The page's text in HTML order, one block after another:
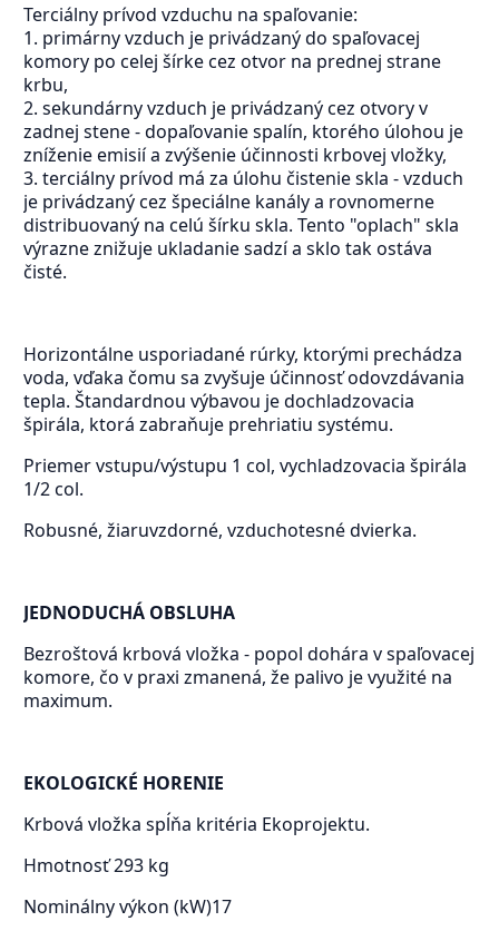
Terciálny prívod vzduchu na spaľovanie:
1. primárny vzduch je privádzaný do spaľovacej
komory po celej šírke cez otvor na prednej strane
krbu,
2. sekundárny vzduch je privádzaný cez otvory v
zadnej stene - dopaľovanie spalín, ktorého úlohou je
zníženie emisií a zvýšenie účinnosti krbovej vložky,
3. terciálny prívod má za úlohu čistenie skla - vzduch
je privádzaný cez špeciálne kanály a rovnomerne
distribuovaný na celú šírku skla. Tento "oplach" skla
výrazne znižuje ukladanie sadzí a sklo tak ostáva
čisté.
Horizontálne usporiadané rúrky, ktorými prechádza
voda, vďaka čomu sa zvyšuje účinnosť odovzdávania
tepla. Štandardnou výbavou je dochladzovacia
špirála, ktorá zabraňuje prehriatiu systému.
Priemer vstupu/výstupu 1 col, vychladzovacia špirála
1/2 col.
Robusné, žiaruvzdorné, vzduchotesné dvierka.
JEDNODUCHÁ OBSLUHA
Bezroštová krbová vložka - popol dohára v spaľovacej
komore, čo v praxi zmanená, že palivo je využité na
maximum.
EKOLOGICKÉ HORENIE
Krbová vložka spĺňa kritéria Ekoprojektu.
Hmotnosť293 kg
Nominálny výkon (kW)17